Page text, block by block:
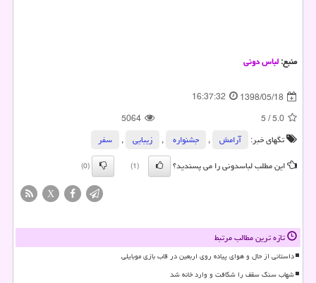
منبع:لباس دونی
1398/05/18
16:37:32
5.0
/
5
5064
تگهای خبر:
آرامش , جشنواره , زیبایی ,
سفر
این مطلب لباسدونی را می پسندید؟
(1)
(0)
X
تازه ترین مطالب مرتبط
داستانی از حال و هوای پیاده روی اربعین در قاب بازی موبایلی
شهاب سنگ سقف را شکافت و وارد خانه شد